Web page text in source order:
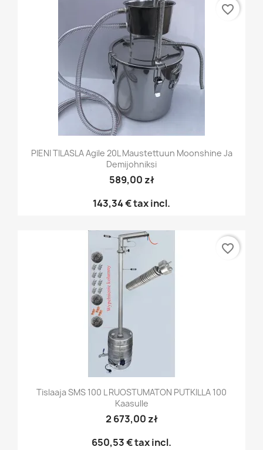
PIENI TILASLA Agile 20L Maustettuun Moonshine Ja
Demijohniksi
589,00 zł
143,34 €tax incl.
favorite_border
Tislaaja SMS 100 L RUOSTUMATON PUTKILLA 100
Kaasulle
2 673,00 zł
650,53 €tax incl.
favorite_border